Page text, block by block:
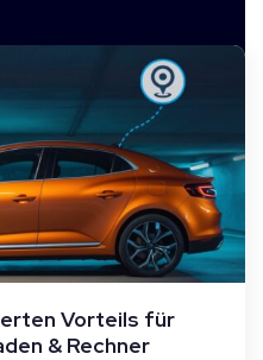
Vorteils für
& Rechner